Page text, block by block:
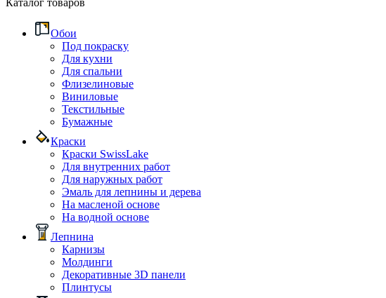
Каталог товаров
Обои
Под покраску
Для кухни
Для спальни
Флизелиновые
Виниловые
Текстильные
Бумажные
Краски
Краски SwissLake
Для внутренних работ
Для наружных работ
Эмаль для лепнины и дерева
На масленой основе
На водной основе
Лепнина
Карнизы
Молдинги
Декоративные 3D панели
Плинтусы